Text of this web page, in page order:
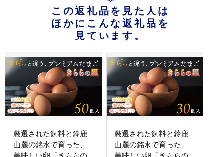
この返礼品を見た人は
ほかにこんな返礼品を
見ています。
厳選された飼料と鈴鹿
山麓の銘水で育った、
美味しい卵「きららの
厳選された飼料と鈴鹿
山麓の銘水で育った、
美味しい卵「きららの